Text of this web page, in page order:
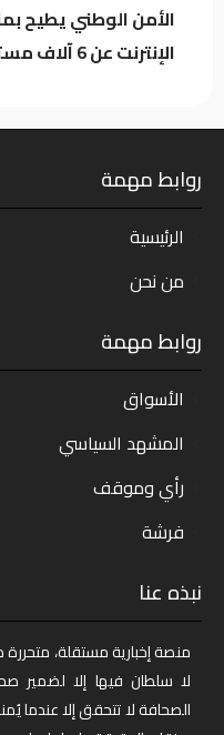
الأمن الوطني يطيح
الإنترنت عن 6 آلاف مستخدم في نينوى
روابط مهمة
الرئيسية
من نحن
روابط مهمة
الأسواق
المشهد السياسي
رأي وموقف
فرشة
نبذه عنا
منصة إخبارية مستقلة،
لا سلطان فيها إلا لضمير
الصحافة لا تتحقق إلا عندما